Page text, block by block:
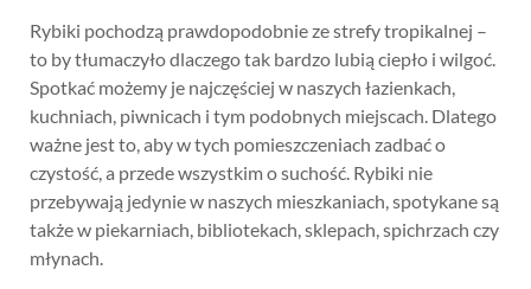
Rybiki pochodzą prawdopodobnie ze strefy tropikalnej –
to by tłumaczyło dlaczego tak bardzo lubią ciepło i wilgoć.
Spotkać możemy je najczęściej w naszych łazienkach,
kuchniach, piwnicach i tym podobnych miejscach. Dlatego
ważne jest to, aby w tych pomieszczeniach zadbać o
czystość, a przede wszystkim o suchość. Rybiki nie
przebywają jedynie w naszych mieszkaniach, spotykane są
także w piekarniach, bibliotekach, sklepach, spichrzach czy
młynach.